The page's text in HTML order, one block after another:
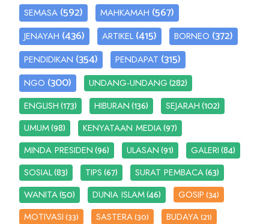
SEMASA (592) MAHKAMAH (567)
JENAYAH (436) ARTIKEL (415) BORNEO (372)
PENDIDIKAN (354) PENDAPAT (315)
NGO (300) UNDANG-UNDANG(282)
ENGLISH(173) HIBURAN(136) SEJARAH(102)
UMUM(98) KENYATAAN MEDIA(97)
MINDA PRESIDEN(96) ULASAN(91) GALERI(84)
SOSIAL(83) TIPS(67) SURAT PEMBACA(63)
WANITA(50) DUNIA ISLAM(46) GOSIP(34)
MOTIVASI(33) SASTERA(30) BUDAYA(21)